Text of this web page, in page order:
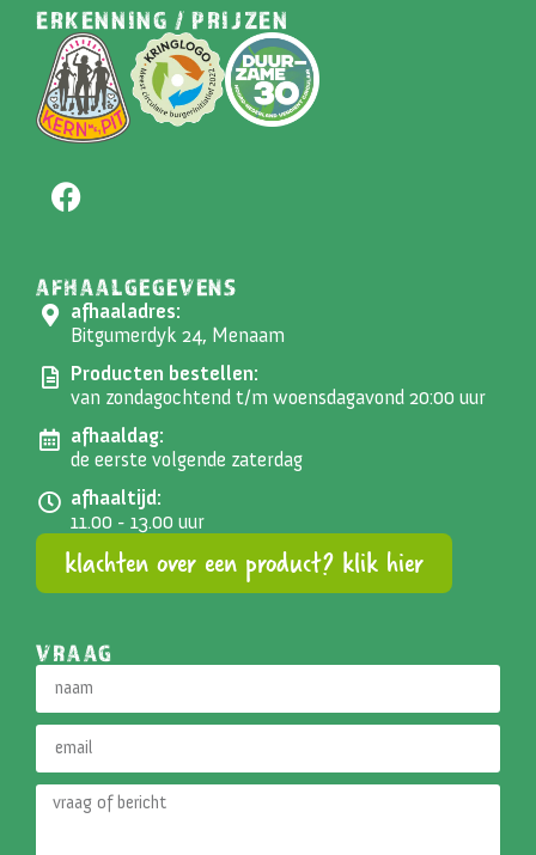
ERKENNING / PRIJZEN
AFHAALGEGEVENS
afhaaladres:
Bitgumerdyk 24, Menaam
Producten bestellen:
van zondagochtend t/m woensdagavond 20:00 uur
afhaaldag:
de eerste volgende zaterdag
afhaaltijd:
11.00 - 13.00 uur
klachten over een product? klik hier
VRAAG